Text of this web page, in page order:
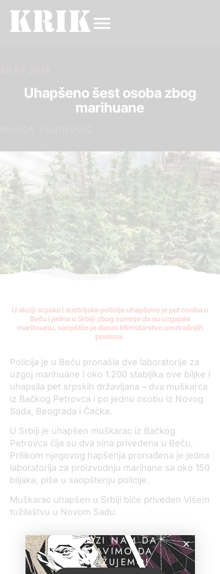
30.07.2018.
Uhapšeno šest osoba zbog
marihuane
U akciji srpske i austrijske policije uhapšeno je pet osoba u
Beču i jedna u Srbiji zbog sumnje da su uzgajale
marihuanu, saopštilo je danas Ministarstvo unutrašnjih
poslova.
Policija je u Beču pronašla dve laboratorije za
uzgoj marihuane i oko 1.200 stabljika ove biljke i
uhapsila pet srpskih državljana – dva muškarca
iz Bačkog Petrovca i po jednu osobu iz Novog
Sada, Beograda i Čačka.
U Srbiji je uhapšen muškarac iz Bačkog
Petrovca čija su dva sina privedena u Beču.
Prilikom njegovog hapšenja pronađena je jedna
laboratorija za proizvodnju marihane sa oko 150
biljaka, piše u saopštenju policije.
Muškarac uhapšen u Srbiji biće priveden Višem
tužilaštvu u Novom Sadu.
POMOZI NAM DA
NASTAVIMO DA
ISTRAŽUJEMO!